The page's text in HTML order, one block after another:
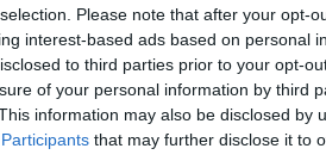
Please note that after your opt-
interest-based ads based on personal
to third parties prior to your opt-
of your personal information by third
information may also be disclosed by
that may further disclose it to